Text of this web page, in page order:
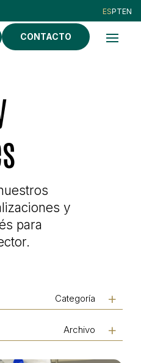
CONTACTO
y
para
Categoría
Archivo